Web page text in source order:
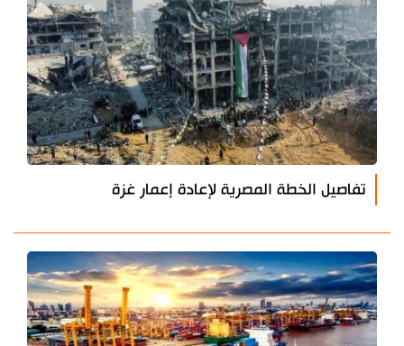
تفاصيل الخطة المصرية لإعادة إعمار غزة